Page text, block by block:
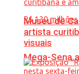
Mega-Sena
Museu de
artista
visuais